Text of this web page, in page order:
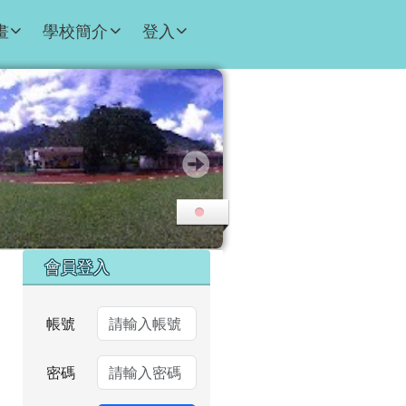
學校簡介 登入
右邊區域內容
會員登入
帳號
密碼